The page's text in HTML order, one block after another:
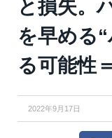
と損失。
を早める
る可能性
2022年9月17日